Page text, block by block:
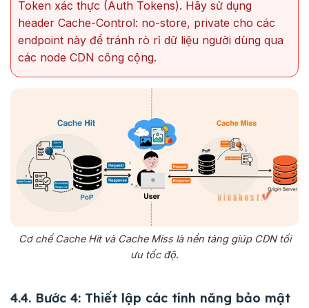
Token xác thực (Auth Tokens). Hãy sử dụng
header Cache-Control: no-store, private cho các
endpoint này để tránh rò rỉ dữ liệu người dùng qua
các node CDN công cộng.
Cơ chế Cache Hit và Cache Miss là nền tảng giúp CDN tối
ưu tốc độ.
4.4. Bước 4: Thiết lập các tính năng bảo mật